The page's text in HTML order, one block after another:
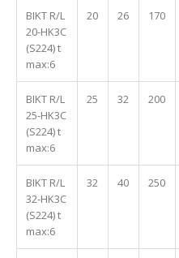
BIKT R/L
20-HK3C
(S224) t
max:6
20 26 170
BIKT R/L
25-HK3C
(S224) t
max:6
25 32 200
BIKT R/L
32-HK3C
(S224) t
max:6
32 40 250